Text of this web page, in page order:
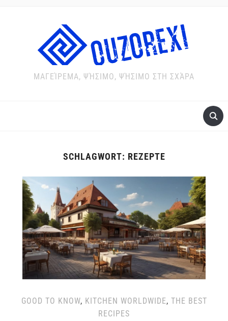
ΜΑΓΕΊΡΕΜΑ, ΨΉΣΙΜΟ, ΨΉΣΙΜΟ ΣΤΗ ΣΧΆΡΑ
SCHLAGWORT: REZEPTE
GOOD TO KNOW, KITCHEN WORLDWIDE, THE BEST
RECIPES